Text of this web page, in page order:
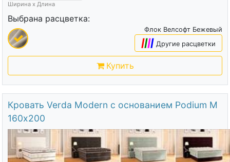
Ширина х Длина
Выбрана расцветка:
Флок Велсофт Бежевый
|||| Другие расцветки
Купить
Кровать Verda Modern с основанием Podium M
160х200